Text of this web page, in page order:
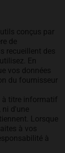
conçus par
de
recueillent des
En
vos données
du fournisseur
à titre informatif
ni d'une
Lorsque
à vos
à